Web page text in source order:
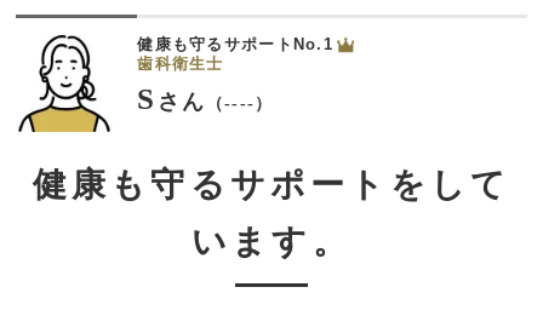
健康も守るサポートNo.1
歯科衛生士
S さん （----）
健康も守るサポートをして
います。